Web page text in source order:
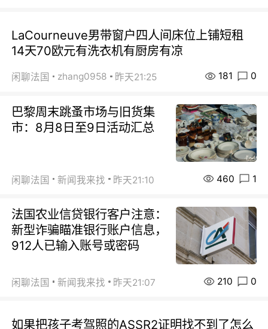
LaCourneuve男带窗户四人间床位上铺短租
14天70欧元有洗衣机有厨房有凉
闲聊法国 zhang0958 昨天21:25 181 0
巴黎周末跳蚤市场与旧货集
市：8月8日至9日活动汇总
闲聊法国 新闻我来找 昨天21:10 460 1
法国农业信贷银行客户注意：
新型诈骗瞄准银行账户信息，
912人已输入账号或密码
闲聊法国 新闻我来找 昨天21:07 210 0
如果把孩子考驾照的ASSR2证明找不到了怎么